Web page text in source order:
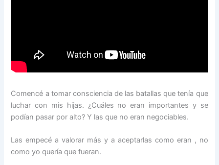
Comencé a tomar consciencia de las batallas que tenía que
luchar con mis hijas. ¿Cuáles no eran importantes y se
podían pasar por alto? Y las que no eran negociables.
Las empecé a valorar más y a aceptarlas como eran , no
como yo quería que fueran.